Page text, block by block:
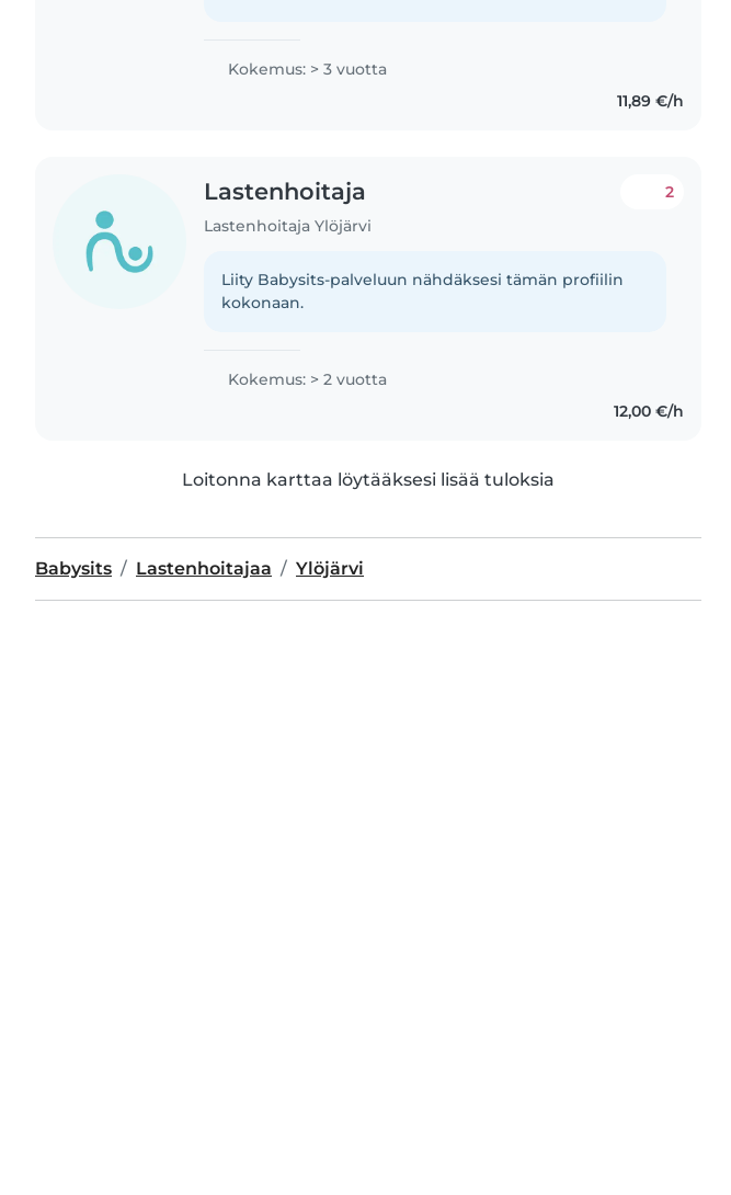
Kokemus: > 3 vuotta
11,89 €/h
Lastenhoitaja
Lastenhoitaja Ylöjärvi
2
Liity Babysits-palveluun nähdäksesi tämän profiilin
kokonaan.
Kokemus: > 2 vuotta
12,00 €/h
Loitonna karttaa löytääksesi lisää tuloksia
Babysits Lastenhoitajaa Ylöjärvi